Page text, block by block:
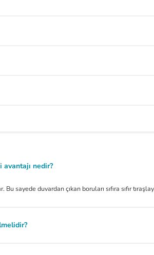
avantajı nedir?
sayede duvardan çıkan boruları sıfıra sıfır